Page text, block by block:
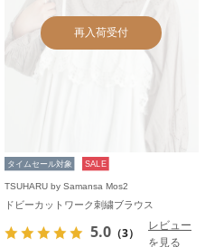
再入荷受付
タイムセール対象 SALE
TSUHARU by Samansa Mos2
ドビーカットワーク刺繍ブラウス
5.0 （3）
レビュー
を見る